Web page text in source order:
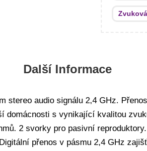
Další Informace
stereo audio signálu 2,4 GHz.
domácnosti s vynikající kvalitou
2 svorky pro pasivní
přenos v pásmu 2,4 GHz